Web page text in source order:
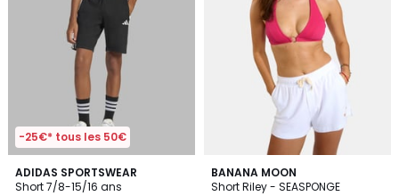
-25€* tous les 50€
ADIDAS SPORTSWEAR
Short 7/8-15/16 ans
5
/
2
Couleurs
BANANA MOON
Short Riley - SEASPONGE
3
Couleurs